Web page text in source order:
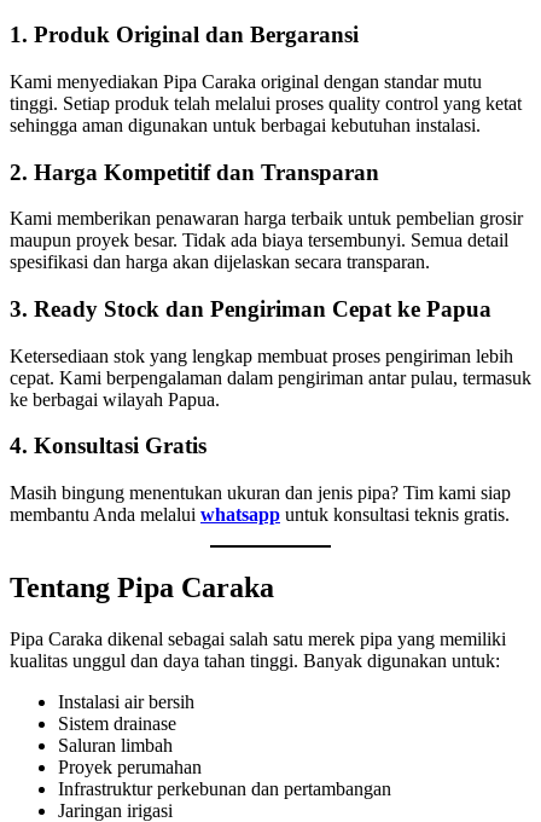
1. Produk Original dan Bergaransi
Kami menyediakan Pipa Caraka original dengan standar mutu
tinggi. Setiap produk telah melalui proses quality control yang ketat
sehingga aman digunakan untuk berbagai kebutuhan instalasi.
2. Harga Kompetitif dan Transparan
Kami memberikan penawaran harga terbaik untuk pembelian grosir
maupun proyek besar. Tidak ada biaya tersembunyi. Semua detail
spesifikasi dan harga akan dijelaskan secara transparan.
3. Ready Stock dan Pengiriman Cepat ke Papua
Ketersediaan stok yang lengkap membuat proses pengiriman lebih
cepat. Kami berpengalaman dalam pengiriman antar pulau, termasuk
ke berbagai wilayah Papua.
4. Konsultasi Gratis
Masih bingung menentukan ukuran dan jenis pipa? Tim kami siap
membantu Anda melalui whatsapp untuk konsultasi teknis gratis.
Tentang Pipa Caraka
Pipa Caraka dikenal sebagai salah satu merek pipa yang memiliki
kualitas unggul dan daya tahan tinggi. Banyak digunakan untuk:
Instalasi air bersih
Sistem drainase
Saluran limbah
Proyek perumahan
Infrastruktur perkebunan dan pertambangan
Jaringan irigasi